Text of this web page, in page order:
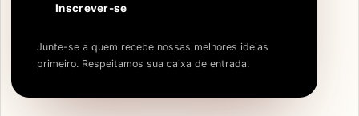
Inscrever-se
Junte-se a quem recebe nossas melhores ideias
primeiro. Respeitamos sua caixa de entrada.